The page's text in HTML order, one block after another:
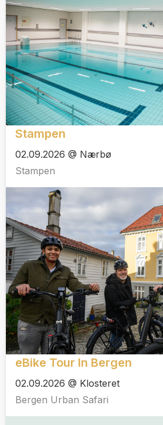
Stampen
02.09.2026 @ Nærbø
Stampen
eBike Tour In Bergen
02.09.2026 @ Klosteret
Bergen Urban Safari